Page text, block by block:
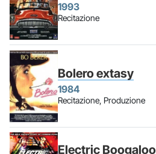
1993
Recitazione
Bolero extasy
1984
Recitazione, Produzione
Electric